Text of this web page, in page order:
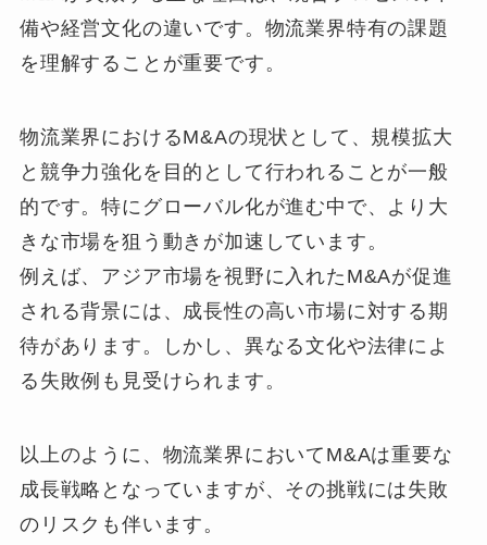
備や経営文化の違いです。物流業界特有の課題
を理解することが重要です。
物流業界におけるM&Aの現状として、規模拡大
と競争力強化を目的として行われることが一般
的です。特にグローバル化が進む中で、より大
きな市場を狙う動きが加速しています。
例えば、アジア市場を視野に入れたM&Aが促進
される背景には、成長性の高い市場に対する期
待があります。しかし、異なる文化や法律によ
る失敗例も見受けられます。
以上のように、物流業界においてM&Aは重要な
成長戦略となっていますが、その挑戦には失敗
のリスクも伴います。